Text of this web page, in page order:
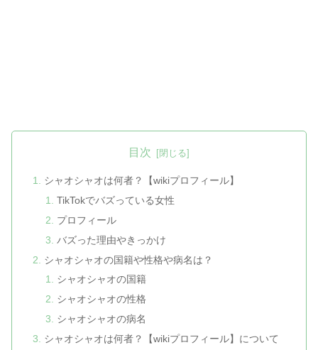
目次
シャオシャオは何者？【wikiプロフィール】
TikTokでバズっている女性
プロフィール
バズった理由やきっかけ
シャオシャオの国籍や性格や病名は？
シャオシャオの国籍
シャオシャオの性格
シャオシャオの病名
シャオシャオは何者？【wikiプロフィール】について